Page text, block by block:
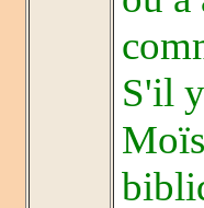
S'il